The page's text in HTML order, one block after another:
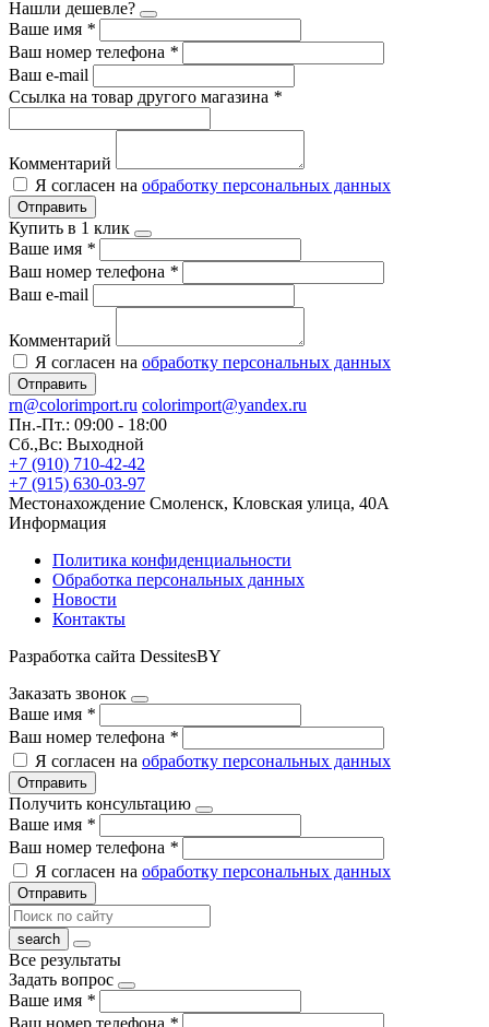
Нашли дешевле?
Ваше имя *
Ваш номер телефона *
Ваш e-mail
Ссылка на товар другого магазина *
Комментарий
Я согласен на обработку персональных данных
Отправить
Купить в 1 клик
Ваше имя *
Ваш номер телефона *
Ваш e-mail
Комментарий
Я согласен на обработку персональных данных
Отправить
rn@colorimport.ru colorimport@yandex.ru
Пн.-Пт.: 09:00 - 18:00
Сб.,Вс: Выходной
+7 (910) 710-42-42
+7 (915) 630-03-97
Местонахождение Смоленск, Кловская улица, 40А
Информация
Политика конфиденциальности
Обработка персональных данных
Новости
Контакты
Разработка сайта DessitesBY
Заказать звонок
Ваше имя *
Ваш номер телефона *
Я согласен на обработку персональных данных
Отправить
Получить консультацию
Ваше имя *
Ваш номер телефона *
Я согласен на обработку персональных данных
Отправить
Все результаты
Задать вопрос
Ваше имя *
Ваш номер телефона *